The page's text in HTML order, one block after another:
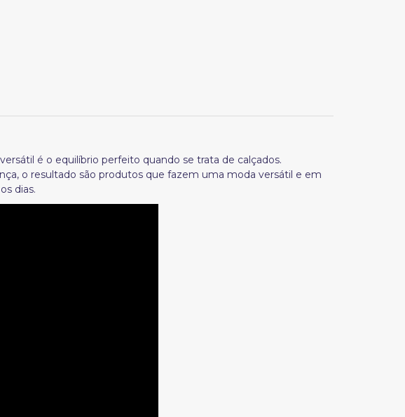
é o equilíbrio perfeito quando se trata de calçados.
o resultado são produtos que fazem uma moda versátil e em
dias.